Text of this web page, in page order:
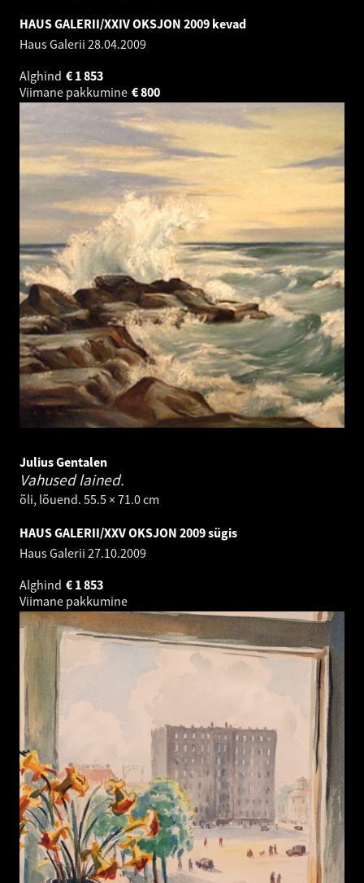
HAUS GALERII/XXIV OKSJON 2009 kevad
Haus Galerii 28.04.2009
Alghind
1 853
€
Viimane pakkumine
800
€
Julius Gentalen
Vahused lained.
õli, lõuend. 55.5 × 71.0 cm
HAUS GALERII/XXV OKSJON 2009 sügis
Haus Galerii 27.10.2009
Alghind
1 853
€
Viimane pakkumine